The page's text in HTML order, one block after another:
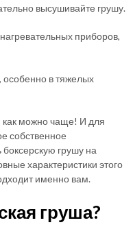
высушивайте грушу.
приборов,
особенно в тяжелых
как можно чаще! И для
собственное
грушу на
характеристики этого
именно вам.
груша?